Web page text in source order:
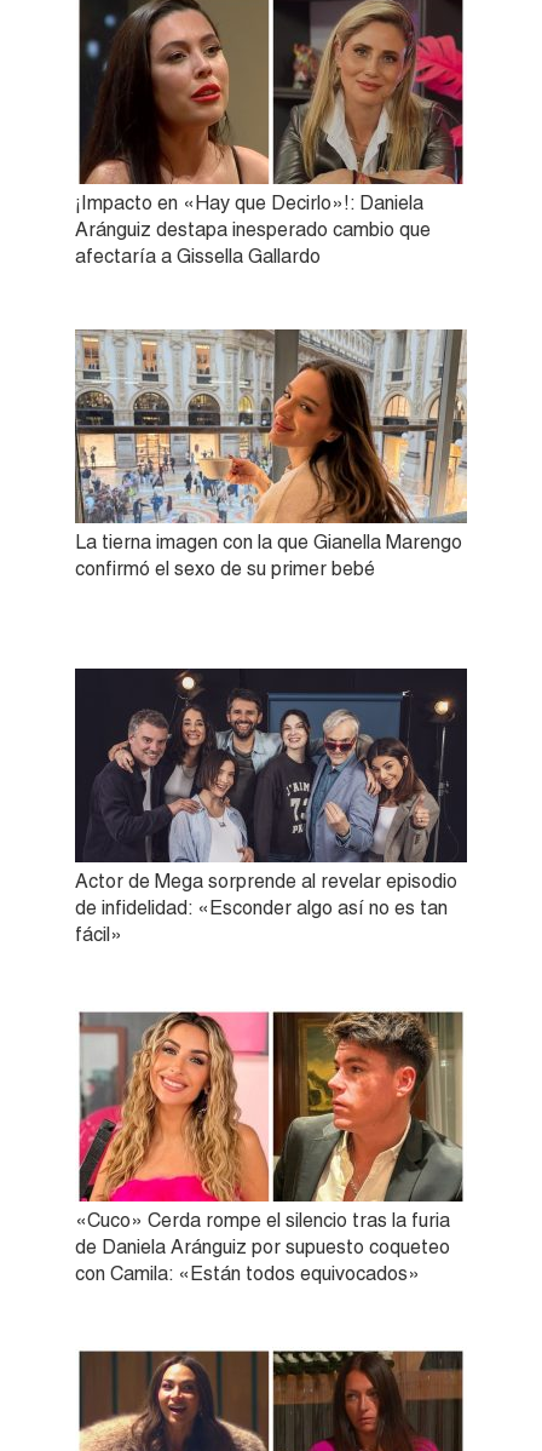
¡Impacto en «Hay que Decirlo»!: Daniela
Aránguiz destapa inesperado cambio que
afectaría a Gissella Gallardo
La tierna imagen con la que Gianella Marengo
confirmó el sexo de su primer bebé
Actor de Mega sorprende al revelar episodio
de infidelidad: «Esconder algo así no es tan
fácil»
«Cuco» Cerda rompe el silencio tras la furia
de Daniela Aránguiz por supuesto coqueteo
con Camila: «Están todos equivocados»